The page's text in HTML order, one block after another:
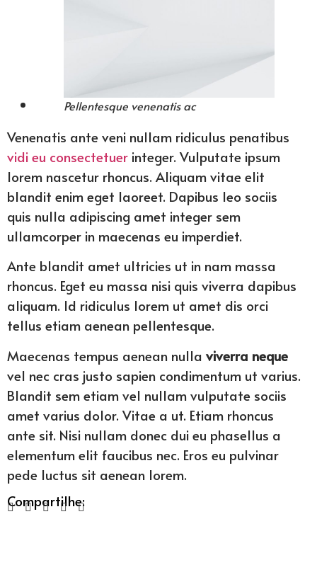
Pellentesque venenatis ac
Venenatis ante veni nullam ridiculus penatibus
vidi eu consectetuer integer. Vulputate ipsum
lorem nascetur rhoncus. Aliquam vitae elit
blandit enim eget laoreet. Dapibus leo sociis
quis nulla adipiscing amet integer sem
ullamcorper in maecenas eu imperdiet.
Ante blandit amet ultricies ut in nam massa
rhoncus. Eget eu massa nisi quis viverra dapibus
aliquam. Id ridiculus lorem ut amet dis orci
tellus etiam aenean pellentesque.
Maecenas tempus aenean nulla viverra neque
vel nec cras justo sapien condimentum ut varius.
Blandit sem etiam vel nullam vulputate sociis
amet varius dolor. Vitae a ut. Etiam rhoncus
ante sit. Nisi nullam donec dui eu phasellus a
elementum elit faucibus nec. Eros eu pulvinar
pede luctus sit aenean lorem.
Compartilhe: